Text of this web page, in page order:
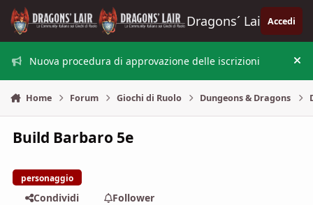
Vai al contenuto
Dragons´ Lair Accedi
Nuova procedura di approvazione delle iscrizioni
Home Forum Giochi di Ruolo Dungeons & Dragons
Build Barbaro 5e
personaggio
Condividi
Follower